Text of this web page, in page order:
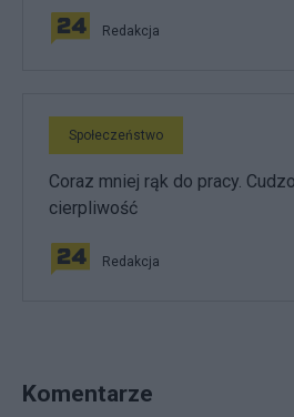
Redakcja
Społeczeństwo
Coraz mniej rąk do pracy.
cierpliwość
Redakcja
Komentarze